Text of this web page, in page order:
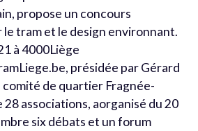
propose un concours
tram et le design environnant.
à 4000Liège
présidée par Gérard
comité de quartier Fragnée-
associations, aorganisé du 20
six débats et un forum